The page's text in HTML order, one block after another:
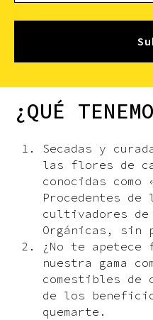
¿QUÉ
Secadas y
las flores de
conocidas como
Procedentes de
cultivadores
Orgánicas, sin
¿No te apetece
nuestra gama
comestibles de
de los
quemarte.